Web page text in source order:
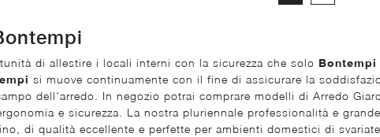
di allestire i locali interni con la sicurezza che solo Bontempi
si muove continuamente con il fine di assicurare la
dell'arredo. In negozio potrai comprare modelli di Arredo
e sicurezza. La nostra pluriennale professionalità e
di qualità eccellente e perfette per ambienti domestici di svariate